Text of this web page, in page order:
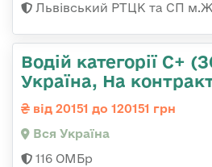
Львівський РТЦК та СП
Водій категорії С+
Україна, На
від 20151 до 120151 грн
Вся Україна
116 ОМБр